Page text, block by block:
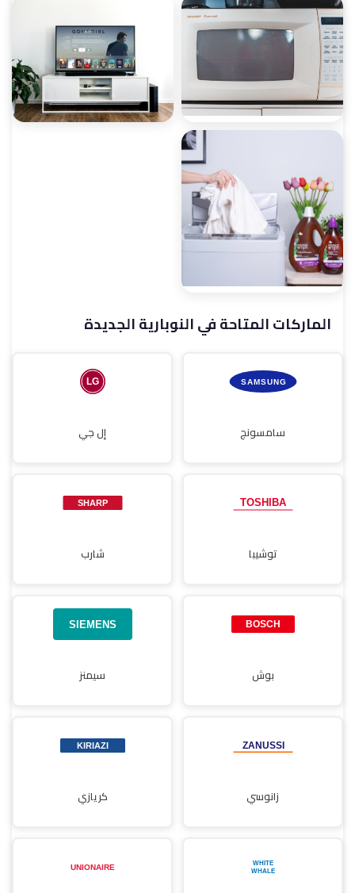
صيانة ميكروويف صيانة ديب فريزر
صيانة غسالات أطباق
صيانة مجففات
الماركات المتاحة في النوبارية الجديدة
سامسونج إل جي
توشيبا شارب
بوش سيمنز
زانوسي كريازي